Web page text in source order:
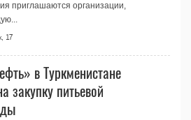
приглашаются организации,
17
в Туркменистане
закупку питьевой